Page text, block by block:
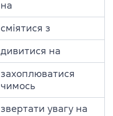
на
сміятися з
дивитися на
захоплюватися
чимось
звертати увагу на